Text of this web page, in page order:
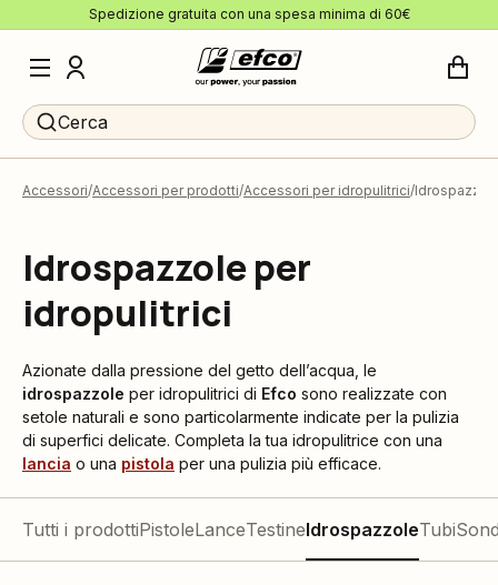
Spedizione gratuita con una spesa minima di 60€
Cerca
Accessori Accessori per prodotti Accessori per idropulitrici
Idrospazzole per
idropulitrici
Azionate dalla pressione del getto dell’acqua, le
idrospazzole per idropulitrici di Efco sono realizzate con
setole naturali e sono particolarmente indicate per la pulizia
di superfici delicate. Completa la tua idropulitrice con una
lancia o una pistola per una pulizia più efficace.
Tutti i prodottiPistoleLanceTestineIdrospazzoleTubi